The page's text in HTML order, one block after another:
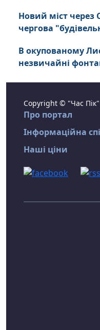
Новий міст через
чергова
В окупованому
незвичайні
Copyright © "Час
Про портал
Інформаційна
Наші ціни